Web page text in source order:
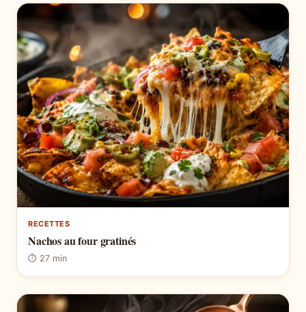
RECETTES
Nachos au four gratinés
⏱ 27 min